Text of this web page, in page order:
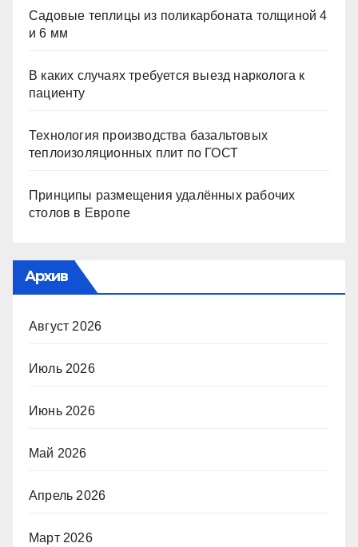
Садовые теплицы из поликарбоната толщиной 4
и 6 мм
В каких случаях требуется выезд нарколога к
пациенту
Технология производства базальтовых
теплоизоляционных плит по ГОСТ
Принципы размещения удалённых рабочих
столов в Европе
Архив
Август 2026
Июль 2026
Июнь 2026
Май 2026
Апрель 2026
Март 2026